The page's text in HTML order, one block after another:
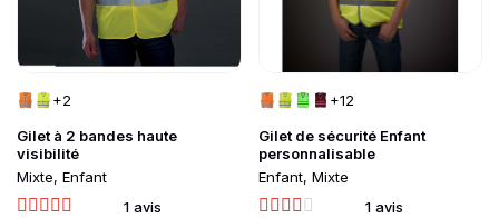
Gilet à 2 bandes haute
visibilité
Mixte, Enfant
1 avis
+2
Gilet de sécurité Enfant
personnalisable
Enfant, Mixte
1 avis
+12